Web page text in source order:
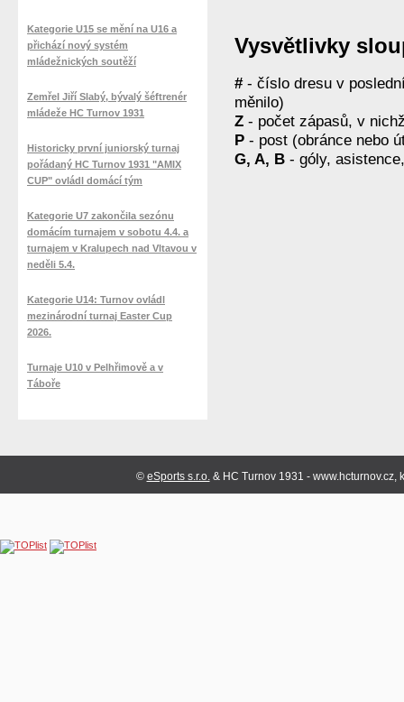
Vysvětlivky
# - číslo dresu v
měnilo)
Z - počet zápasů, v
P - post (obránce nebo
G, A, B - góly,
Kategorie U15 se mění na U16 a
přichází nový systém
mládežnických soutěží
Zemřel Jiří Slabý, bývalý šéftrenér
mládeže HC Turnov 1931
Historicky první juniorský turnaj
pořádaný HC Turnov 1931 "AMIX
CUP" ovládl domácí tým
Kategorie U7 zakončila sezónu
domácím turnajem v sobotu 4.4. a
turnajem v Kralupech nad Vltavou v
neděli 5.4.
Kategorie U14: Turnov ovládl
mezinárodní turnaj Easter Cup
2026.
Turnaje U10 v Pelhřimově a v
Táboře
© eSports s.r.o.& HC Turnov 1931 -